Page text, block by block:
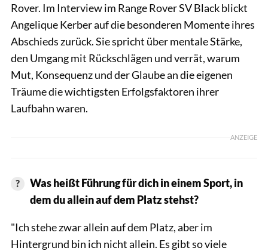
Rover. Im Interview im Range Rover SV Black blickt
Angelique Kerber auf die besonderen Momente ihres
Abschieds zurück. Sie spricht über mentale Stärke,
den Umgang mit Rückschlägen und verrät, warum
Mut, Konsequenz und der Glaube an die eigenen
Träume die wichtigsten Erfolgsfaktoren ihrer
Laufbahn waren.
ANZEIGE
Was heißt Führung für dich in einem Sport, in
dem du allein auf dem Platz stehst?
"Ich stehe zwar allein auf dem Platz, aber im
Hintergrund bin ich nicht allein. Es gibt so viele